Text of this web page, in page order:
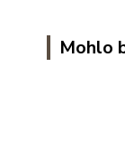
Mohlo